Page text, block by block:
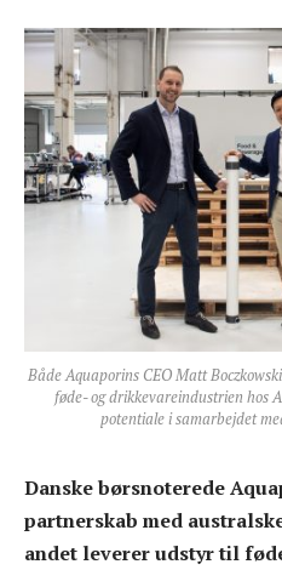
Både Aquaporins CEO Matt
føde- og drikkevareindustrien hos
potentiale i samarbejdet
Danske børsnoterede
partnerskab med
andet leverer udstyr til